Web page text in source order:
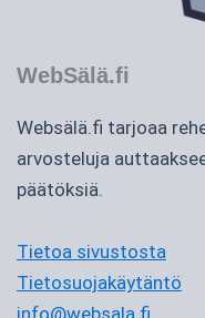
WebSälä.fi
Websälä.fi tarjoaa
arvosteluja
päätöksiä.
Tietoa sivustosta
Tietosuojakäytäntö
info@websala.fi